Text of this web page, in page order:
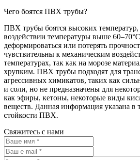
Чего боятся ПВХ трубы?
ПВХ трубы боятся высоких температур,
воздействии температуры выше
деформироваться или потерять
чувствительны к механическим
температурах, так как на морозе
хрупким. ПВХ трубы подходят для
агрессивных химикатов, таких как
и соли, но не предназначены для
как эфиры, кетоны, некоторые виды
веществ. Данная информация указана в
стойкости ПВХ.
Свяжитесь с нами